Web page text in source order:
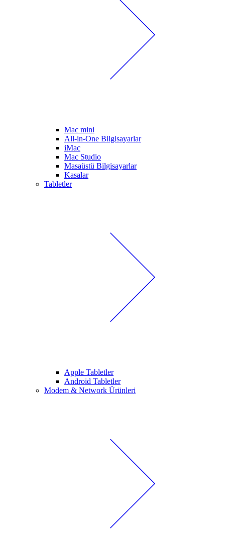
Mac mini
All-in-One Bilgisayarlar
iMac
Mac Studio
Masaüstü Bilgisayarlar
Kasalar
Tabletler
Apple Tabletler
Android Tabletler
Modem & Network Ürünleri